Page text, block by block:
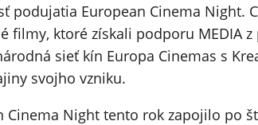
podujatia European Cinema
ktoré získali podporu MEDIA
sieť kín Europa Cinemas s
svojho vzniku.
Night tento rok zapojilo po